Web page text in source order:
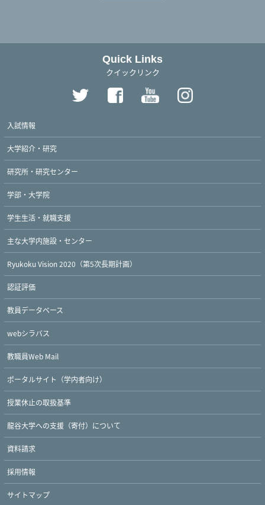
Quick Links
クイックリンク
入試情報
大学紹介・研究
研究所・研究センター
学部・大学院
学生生活・就職支援
主な大学内施設・センター
Ryukoku Vision 2020（第5次長期計画）
認証評価
教員データベース
webシラバス
教職員Web Mail
ポータルサイト（学内者向け）
授業休止の取扱基準
龍谷大学への支援（寄付）について
資料請求
採用情報
サイトマップ